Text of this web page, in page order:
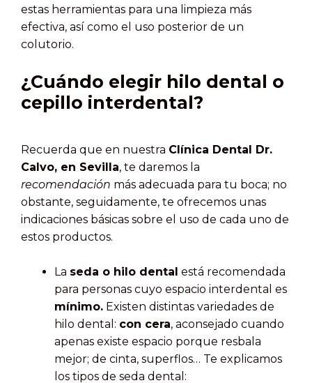
estas herramientas para una limpieza más
efectiva, así como el uso posterior de un
colutorio.
¿Cuándo elegir hilo dental o
cepillo interdental?
Recuerda que en nuestra Clínica Dental Dr.
Calvo, en Sevilla, te daremos la
recomendación más adecuada para tu boca; no
obstante, seguidamente, te ofrecemos unas
indicaciones básicas sobre el uso de cada uno de
estos productos.
La seda o hilo dental está recomendada
para personas cuyo espacio interdental es
mínimo. Existen distintas variedades de
hilo dental: con cera, aconsejado cuando
apenas existe espacio porque resbala
mejor; de cinta, superflos… Te explicamos
los tipos de seda dental: